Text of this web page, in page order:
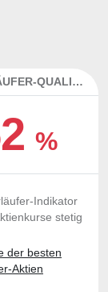
DAUERLÄUFER-QUALITÄTEN
%
Indikator
stetig
der besten
Aktien